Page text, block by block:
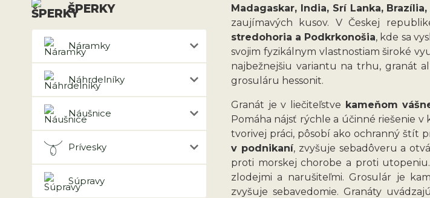
ŠPERKY
Náramky
Náhrdelníky
Náušnice
Prívesky
Súpravy
Madagaskar, India, Srí Lanka,
zaujímavých kusov. V Českej
stredohoria a Podkrkonošia, kde sa
svojim fyzikálnym vlastnostiam široké
najbežnejšiu variantu na trhu, granát
grosuláru hessonit.
Granát je v liečiteľstve kameňom
Pomáha nájsť rýchle a účinné riešenie
tvorivej práci, pôsobí ako ochranný štít
v podnikaní, zvyšuje sebadôveru a
proti morskej chorobe a proti
zlodejmi a narušiteľmi. Grosulár je
zvyšuje sebavedomie. Granáty